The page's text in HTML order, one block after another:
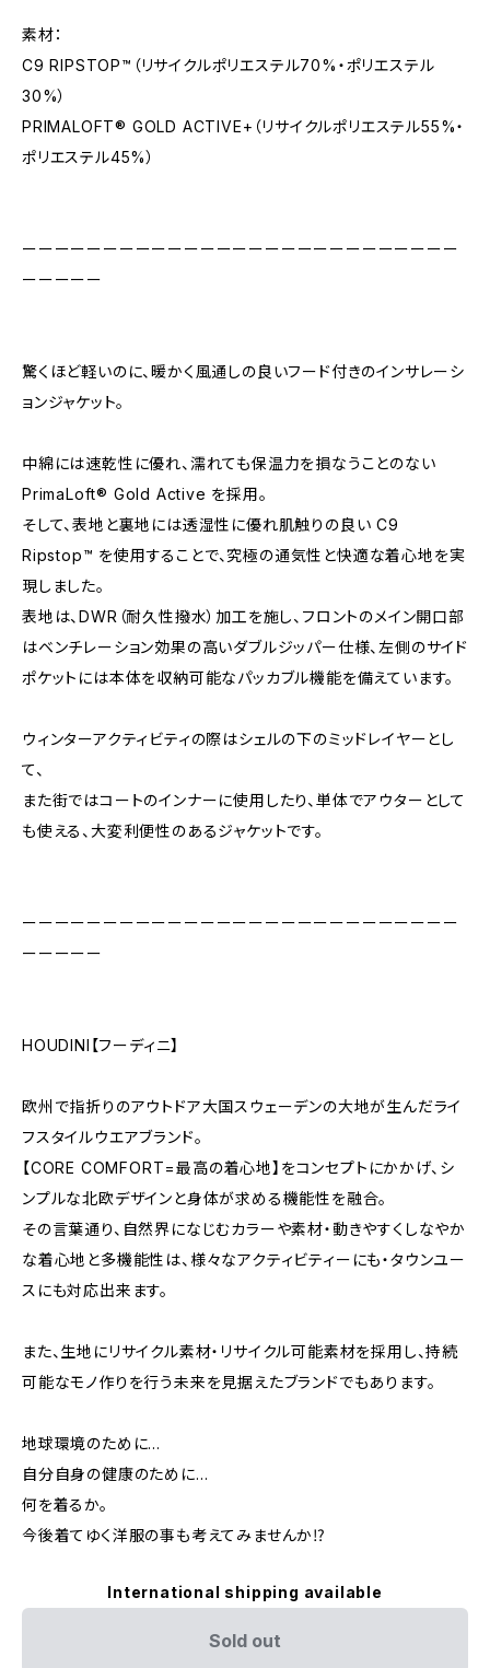
素材：
C9 RIPSTOP™（リサイクルポリエステル70%・ポリエステル
30%）
PRIMALOFT® GOLD ACTIVE+（リサイクルポリエステル55%・
ポリエステル45%）
ーーーーーーーーーーーーーーーーーーーーーーーーーーー
ーーーーー
驚くほど軽いのに、暖かく風通しの良いフード付きのインサレーシ
ョンジャケット。
中綿には速乾性に優れ、濡れても保温力を損なうことのない
PrimaLoft® Gold Active を採用。
そして、表地と裏地には透湿性に優れ肌触りの良い C9
Ripstop™ を使用することで、究極の通気性と快適な着心地を実
現しました。
表地は、DWR（耐久性撥水）加工を施し、フロントのメイン開口部
はベンチレーション効果の高いダブルジッパー仕様、左側のサイド
ポケットには本体を収納可能なパッカブル機能を備えています。
ウィンターアクティビティの際はシェルの下のミッドレイヤーとし
て、
また街ではコートのインナーに使用したり、単体でアウターとして
も使える、大変利便性のあるジャケットです。
ーーーーーーーーーーーーーーーーーーーーーーーーーーー
ーーーーー
HOUDINI【フーディニ】
欧州で指折りのアウトドア大国スウェーデンの大地が生んだライ
フスタイルウエアブランド。
【CORE COMFORT=最高の着心地】をコンセプトにかかげ、シ
ンプルな北欧デザインと身体が求める機能性を融合。
その言葉通り、自然界になじむカラーや素材・動きやすくしなやか
な着心地と多機能性は、様々なアクティビティーにも・タウンユー
スにも対応出来ます。
また、生地にリサイクル素材・リサイクル可能素材を採用し、持続
可能なモノ作りを行う未来を見据えたブランドでもあります。
地球環境のために…
自分自身の健康のために…
何を着るか。
今後着てゆく洋服の事も考えてみませんか⁉︎
International shipping available
Sold out